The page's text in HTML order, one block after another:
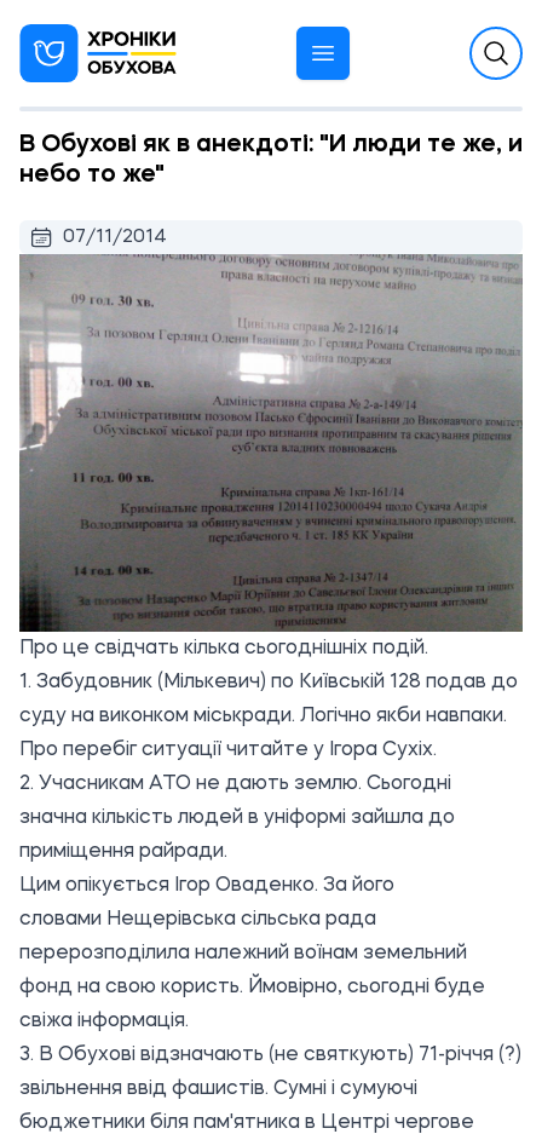
В Обухові як в анекдоті: "И люди те же, и
небо то же"
07/11/2014
Про це свідчать кілька сьогоднішніх подій.
1. Забудовник (Мількевич) по Київській 128 подав до
суду на виконком міськради. Логічно якби навпаки.
Про перебіг ситуації читайте у Ігора Сухіх.
2. Учасникам АТО не дають землю. Сьогодні
значна кількість людей в уніформі зайшла до
приміщення райради.
Цим опікується Ігор Оваденко. За його
словами Нещерівська сільська рада
перерозподілила належний воїнам земельний
фонд на свою користь. Ймовірно, сьогодні буде
свіжа інформація.
3. В Обухові відзначають (не святкують) 71-річчя (?)
звільнення ввід фашистів. Сумні і сумуючі
бюджетники біля пам'ятника в Центрі чергове